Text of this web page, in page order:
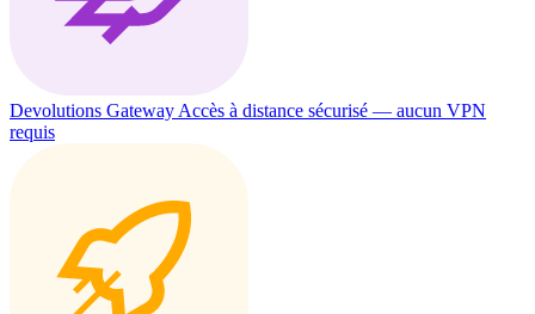
Devolutions Gateway Accès à distance sécurisé — aucun VPN
requis